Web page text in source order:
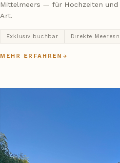
Mittelmeers — für Hochzeiten und
Art.
Exklusiv buchbar Direkte
MEHR ERFAHREN →